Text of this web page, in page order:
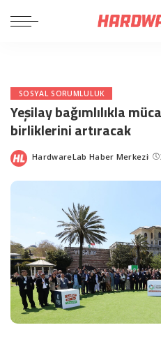
SOSYAL SORUMLULUK
Yeşilay bağımlılıkla
birliklerini artıracak
Posted
HardwareLab Haber Merkezi